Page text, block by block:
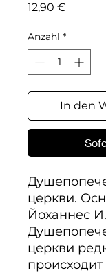
12,90 €
Anzahl *
In den
церкви.
Йоханнес
церкви
происходит